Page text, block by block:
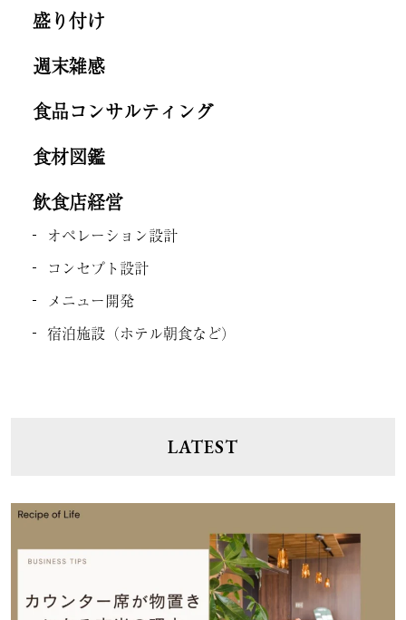
盛り付け
週末雑感
食品コンサルティング
食材図鑑
飲食店経営
オペレーション設計
コンセプト設計
メニュー開発
宿泊施設（ホテル朝食など）
LATEST